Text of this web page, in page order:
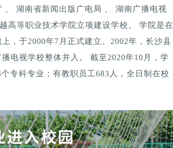
、 湖南省新闻出版广电局 、 湖南广播电视
高等职业技术学院立项建设学校。 学院是在
，于2000年7月正式建立。2002年，长沙县
电视学校整体并入。 截至2020年10月，学
专科专业；有教职员工683人，全日制在校